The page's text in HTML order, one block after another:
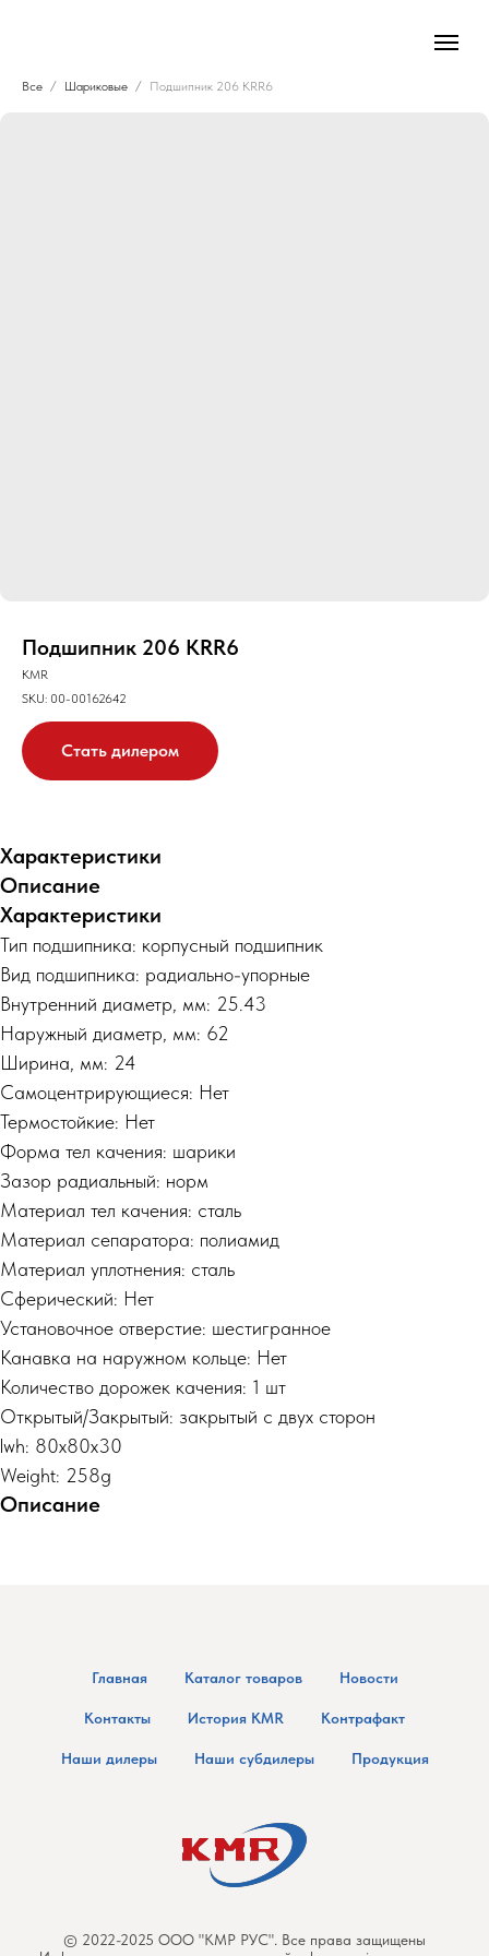
Все Шариковые Подшипник 206 KRR6
Подшипник 206 KRR6
KMR
SKU: 00-00162642
Стать дилером
Характеристики
Описание
Характеристики
Тип подшипника: корпусный подшипник
Вид подшипника: радиально-упорные
Внутренний диаметр, мм: 25.43
Наружный диаметр, мм: 62
Ширина, мм: 24
Самоцентрирующиеся: Нет
Термостойкие: Нет
Форма тел качения: шарики
Зазор радиальный: норм
Материал тел качения: сталь
Материал сепаратора: полиамид
Материал уплотнения: сталь
Сферический: Нет
Установочное отверстие: шестигранное
Канавка на наружном кольце: Нет
Количество дорожек качения: 1 шт
Открытый/Закрытый: закрытый с двух сторон
lwh: 80x80x30
Weight: 258g
Описание
Главная Каталог товаров Новости
Контакты История KMR Контрафакт
Наши дилеры Наши субдилеры Продукция
© 2022-2025 ООО "КМР РУС". Все права защищены